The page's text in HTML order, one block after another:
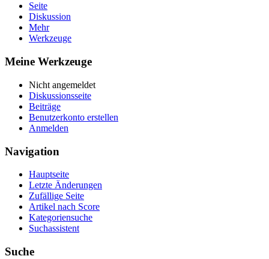
Seite
Diskussion
Mehr
Werkzeuge
Meine Werkzeuge
Nicht angemeldet
Diskussionsseite
Beiträge
Benutzerkonto erstellen
Anmelden
Navigation
Hauptseite
Letzte Änderungen
Zufällige Seite
Artikel nach Score
Kategoriensuche
Suchassistent
Suche